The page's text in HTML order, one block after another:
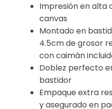
Impresión en alta
canvas
Montado en
4.5cm de grosor
con caimán
Doblez perfecto
bastidor
Empaque extra
y asegurado en